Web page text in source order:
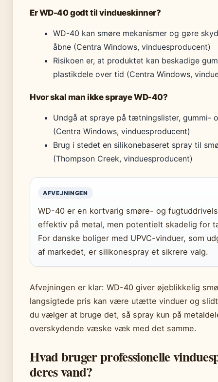
Er WD-40 godt til vindueskinner?
WD-40 kan smøre mekanismer og gøre
åbne (Centra Windows, vinduesproducent)
Risikoen er, at produktet kan beskadige
plastikdele over tid (Centra Windows,
Hvor skal man ikke spraye WD-40?
Undgå at spraye på tætningslister, gummi-
(Centra Windows, vinduesproducent)
Brug i stedet en silikonebaseret spray til
(Thompson Creek, vinduesproducent)
AFVEJNINGEN
WD-40 er en kortvarig smøre- og
effektiv på metal, men potentielt skadelig for
For danske boliger med UPVC-vinduer, som
af markedet, er silikonespray et sikrere valg.
Afvejningen er klar: WD-40 giver øjeblikkelig
langsigtede pris kan være utætte vinduer og
du vælger at bruge det, så spray kun på
overskydende væske væk med det samme.
Hvad bruger professionelle
deres vand?